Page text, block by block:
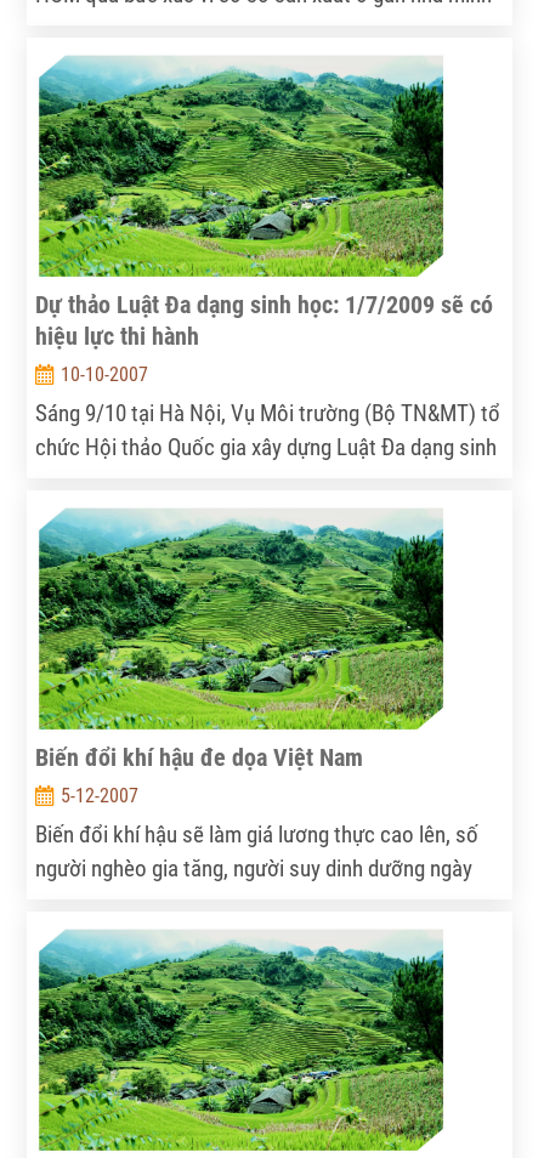
(T21) Phụ lục III: Các tác động khi phân bổ thêm 2%
Xanh) trong tương quan với mức đầu tư 2% trong
mô hình phát triển thông thường (Kịch bản BaU2)
đóng gói chất bụi khói ô nhiễm bỏ vào bì thư gửi tới
Văn phòng tiếp dân của Trung ương Đảng và Nhà
nước tại TP. HCM , khiến cho một cán bộ khi mở thư
ngất xỉu tại chỗ. Vụ việc này cho thấy sự cấp bách
và cần thiết phải sớm có những chế tài để hạn chế
sự ô nhiễm khí thải do các cơ sở sản xuất, nhà máy
công nghiệp gây ra...
Dự thảo Luật Đa dạng sinh học: 1/7/2009 sẽ có
hiệu lực thi hành
10-10-2007
Sáng 9/10 tại Hà Nội, Vụ Môi trường (Bộ TN&MT) tổ
chức Hội thảo Quốc gia xây dựng Luật Đa dạng sinh
và tiếp tục hoàn thiện Dự thảo. Dự thảo Luật ĐDSH
do Bộ TN&MT chủ trì phối hợp với các Bộ, ngành và
các chuyên gia trong và ngoài nước xây dựng. Bộ
trưởng Bộ TN&MT Phạm Khôi Nguyên khai mạc và
chỉ đạo Hội thảo.
Biến đổi khí hậu đe dọa Việt Nam
5-12-2007
Biến đổi khí hậu sẽ làm giá lương thực cao lên, số
người nghèo gia tăng, người suy dinh dưỡng ngày
sẽ khó lòng đạt được.